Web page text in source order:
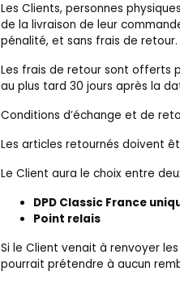
Les Clients, personnes
de la livraison de leur
pénalité, et sans frais de retour.
Les frais de retour sont offerts
au plus tard 30 jours après la
Conditions d’échange et de
Les articles retournés doivent
Le Client aura le choix entre
DPD Classic France
Point relais
Si le Client venait à renvoyer
pourrait prétendre à aucun